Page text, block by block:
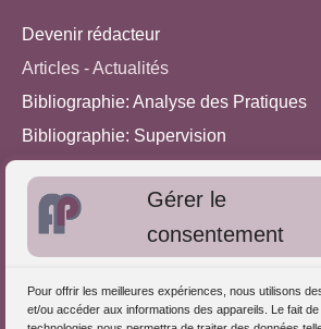
Gérer le
consentement
Pour offrir les meilleures expériences, nous utilisons
et/ou accéder aux informations des appareils. Le fait
Devenir rédacteur
Articles - Actualités
Bibliographie: Analyse des Pratiques
Bibliographie: Supervision
Approches de l'Analyse des pratiques
S'inscrire dans l'Annuaire